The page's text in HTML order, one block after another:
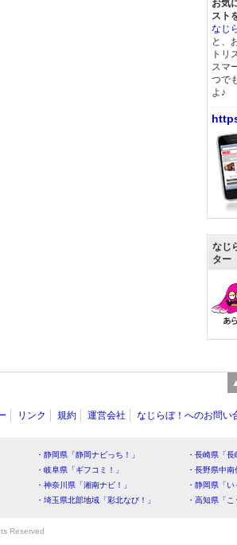
お気
スト
なじ
と、
トリ
スマ
つで
よ♪
なじ
ター
リンク 規約 運営会社 なじらぼ！へのお問い
・静岡県「静岡ナビっち！」
・長崎県「長
・岐阜県「ギフコミ！」
・長野県中
・神奈川県「湘南ナビ！」
・静岡県「い
・埼玉県北部地域「彩北なび！」 ・高知県「こ
Reserved